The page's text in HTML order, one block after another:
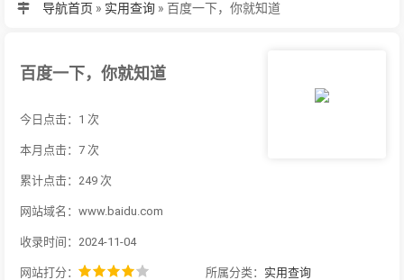
导航首页 » 实用查询 » 百度一下，你就知道
百度一下，你就知道
今日点击：1 次
本月点击：7 次
累计点击：249 次
网站域名：www.baidu.com
收录时间：2024-11-04
网站打分： 所属分类： 实用查询